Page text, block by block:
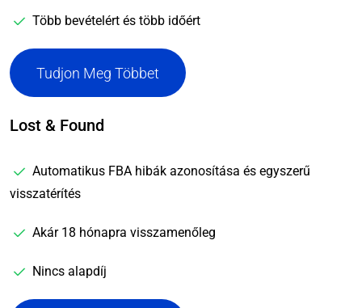
Több bevételért és több időért
Tudjon Meg Többet
Lost & Found
Automatikus FBA hibák azonosítása és egyszerű
visszatérítés
Akár 18 hónapra visszamenőleg
Nincs alapdíj